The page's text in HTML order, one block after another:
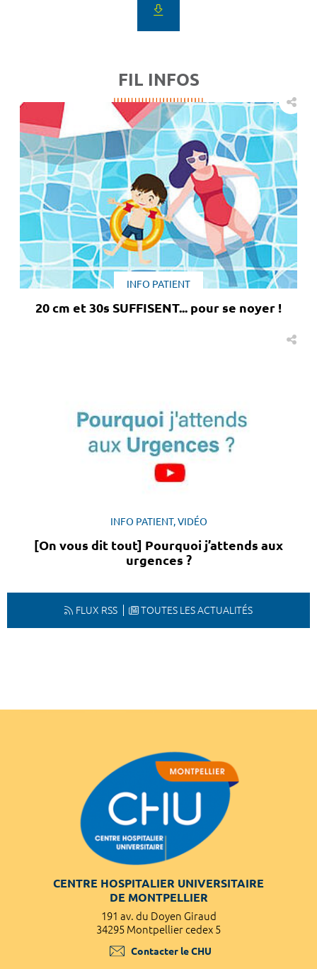
FIL INFOS
INFO PATIENT
20 cm et 30s SUFFISENT... pour se noyer !
INFO PATIENT, VIDÉO
[On vous dit tout] Pourquoi j’attends aux
urgences ?
FLUX RSS TOUTES LES ACTUALITÉS
CENTRE HOSPITALIER UNIVERSITAIRE
DE MONTPELLIER
191 av. du Doyen Giraud
34295 Montpellier cedex 5
Contacter le CHU